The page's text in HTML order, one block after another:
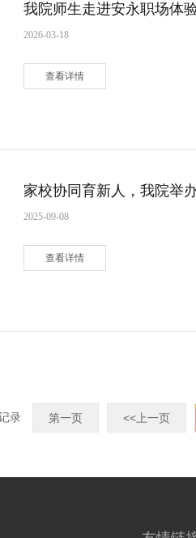
我院师生走进安永职场体
2026-03-18
查看详情
家校协同育新人，我院举
2025-09-08
查看详情
录 第一页 <<上一页